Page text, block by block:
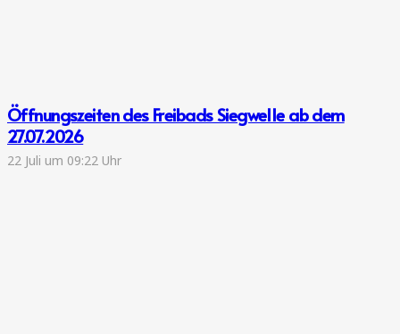
Öffnungszeiten des Freibads Siegwelle ab dem
27.07.2026
22 Juli um 09:22 Uhr